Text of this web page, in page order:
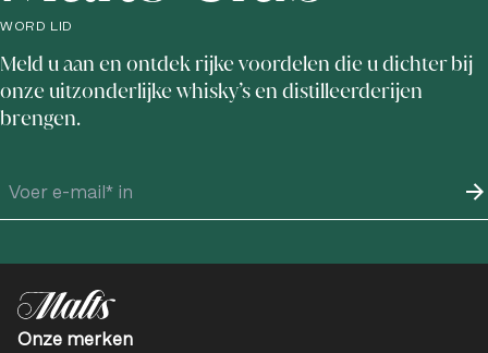
WORD LID
Meld u aan en ontdek rijke voordelen die u dichter bij
onze uitzonderlijke whisky’s en distilleerderijen
brengen.
Onze merken